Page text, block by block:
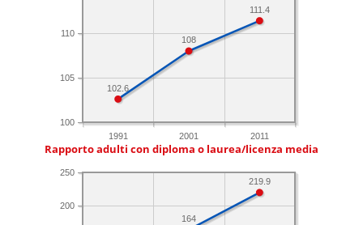
1991 2001 2011
100
105
110
111.4
108
102.6
Rapporto adulti con diploma o laurea/licenza media
200
250
219.9
164